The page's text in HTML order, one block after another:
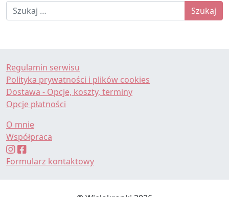
Szukaj:
Regulamin serwisu
Polityka prywatności i plików cookies
Dostawa - Opcje, koszty, terminy
Opcje płatności
O mnie
Współpraca
Formularz kontaktowy